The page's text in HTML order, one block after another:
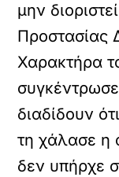
μην
Προστασίας
Χαρακτήρα
διαδίδουν
τη χάλασε η
δεν υπήρχε